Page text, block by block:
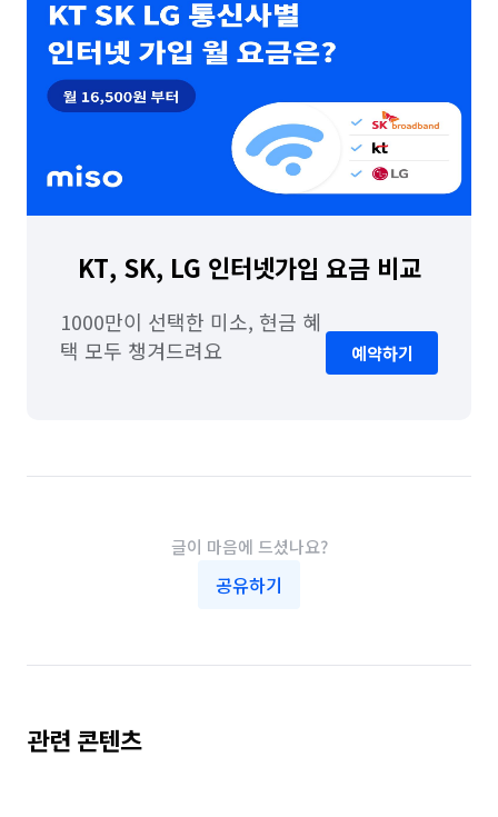
KT, SK, LG 인터넷가입 요금 비교
1000만이 선택한 미소, 현금 혜
택 모두 챙겨드려요
예약하기
글이 마음에 드셨나요?
공유하기
관련 콘텐츠